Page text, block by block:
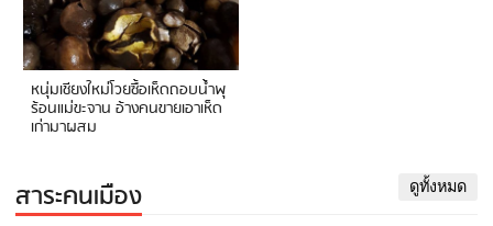
หนุ่มเชียงใหม่โวยซื้อเห็ดถอบน้ำพุ
ร้อนแม่ขะจาน อ้างคนขายเอาเห็ด
เก่ามาผสม
สาระคนเมือง ดูทั้งหมด